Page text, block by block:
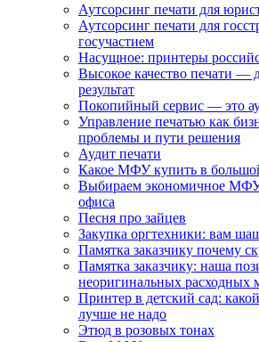
Аутсорсинг печати для
Аутсорсинг печати для
госучастием
Насущное: принтеры
Высокое качество печати —
результат
Покопийный сервис — это
Управление печатью как
проблемы и пути решения
Аудит печати
Какое МФУ купить в
Выбираем экономичное
офиса
Песня про зайцев
Закупка оргтехники: вам
Памятка заказчику почему
Памятка заказчику: наша
неоригинальных расходных
Принтер в детский сад:
лучше не надо
Этюд в розовых тонах